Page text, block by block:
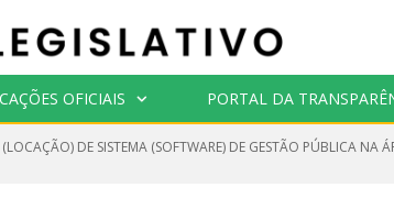
OFICIAIS PORTAL DA
DE SISTEMA (SOFTWARE) DE GESTÃO PÚBLICA NA